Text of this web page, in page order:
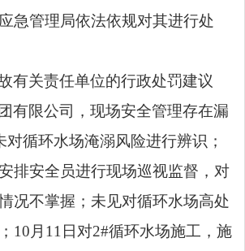
急管理局依法依规对其进行处
有关责任单位的行政处罚建议
有限公司，现场安全管理存在漏
对循环水场淹溺风险进行辨识；
排安全员进行现场巡视监督，对
况不掌握；未见对循环水场高处
10月11日对2#循环水场施工，施